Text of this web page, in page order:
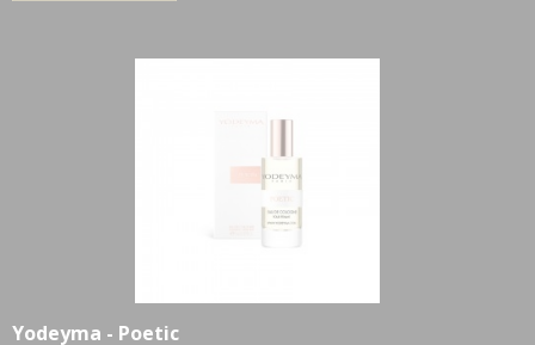
Yodeyma - Poetic